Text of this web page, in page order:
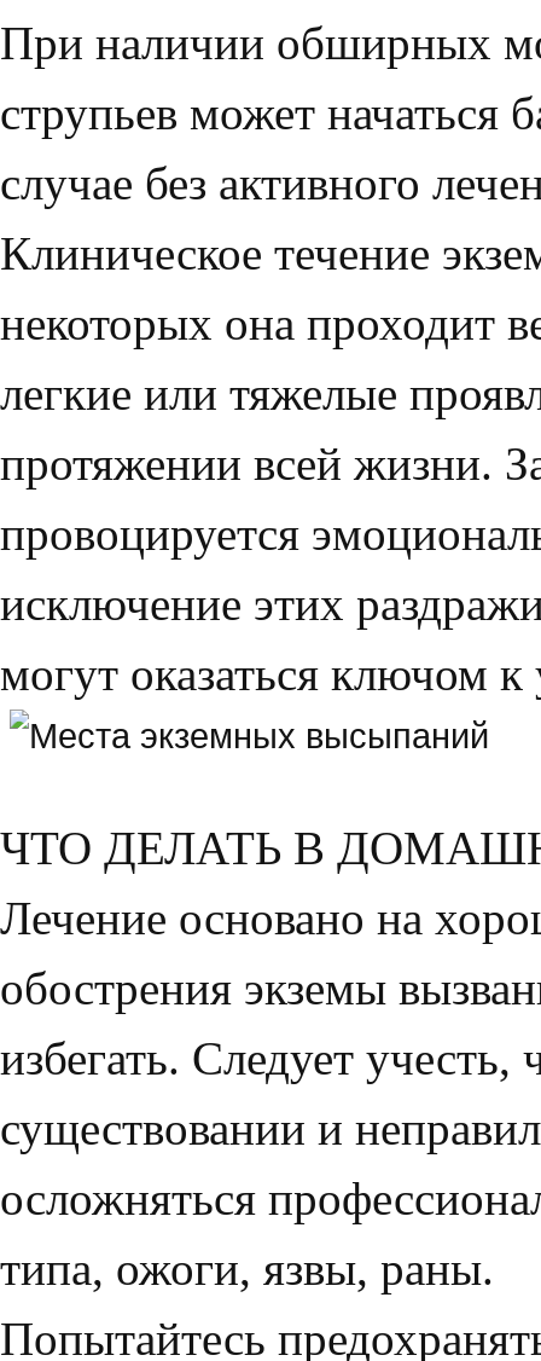
При наличии обширных
струпьев может начаться
случае без активного
Клиническое течение
некоторых она проходит
легкие или тяжелые
протяжении всей жизни.
провоцируется
исключение этих
могут оказаться ключом
ЧТО ДЕЛАТЬ В
Лечение основано на
обострения экземы
избегать. Сле­дует
существовании и
осложняться
типа, ожоги, язвы, раны.
Попытайтесь